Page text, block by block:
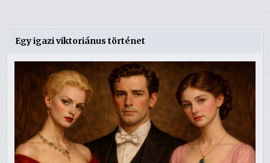
Egy igazi viktoriánus történet